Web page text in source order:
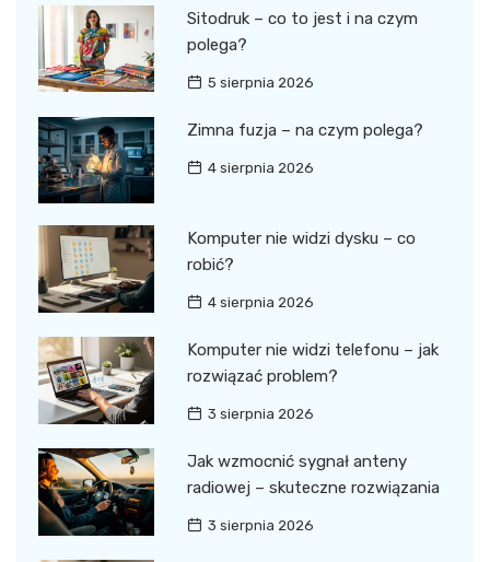
Sitodruk – co to jest i na czym
polega?
5 sierpnia 2026
Zimna fuzja – na czym polega?
4 sierpnia 2026
Komputer nie widzi dysku – co
robić?
4 sierpnia 2026
Komputer nie widzi telefonu – jak
rozwiązać problem?
3 sierpnia 2026
Jak wzmocnić sygnał anteny
radiowej – skuteczne rozwiązania
3 sierpnia 2026